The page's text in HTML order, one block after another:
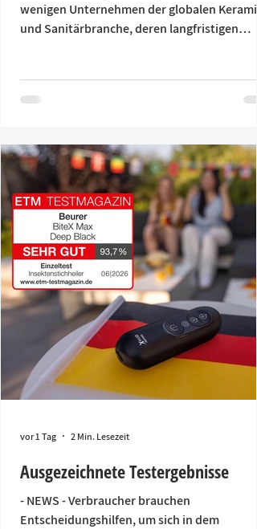
wenigen Unternehmen der globalen
und Sanitärbranche, deren langfristigen
Disclosure Project, UN Global Compact,
dass die globale Dekarbonisierungsstrategie
und die darin enthaltenen Klimaziele des
Unternehmens nachweislich mit dem Pariser
Abko
Ausgezeichnete Testergebnisse
- NEWS - Verbraucher brauchen
Entscheidungshilfen, um sich in dem
vor 1 Tag 2 Min. Lesezeit